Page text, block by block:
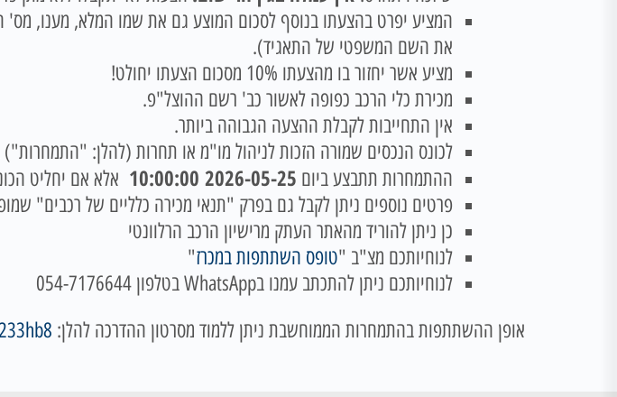
המציע יפרט בהצעתו בנוסף לסכום המוצע גם את שמו המלא, מענו, מס'
את השם המשפטי של התאגיד).
מציע אשר יחזור בו מהצעתו 10% מסכום הצעתו יחולט!
מכירת כלי הרכב כפופה לאשור כב' רשם ההוצל"פ.
אין התחייבות לקבלת ההצעה הגבוהה ביותר.
לכונס הנכסים שמורה הזכות לניהול מו"מ או תחרות (להלן:
ההתמחרות תתבצע ביום 2026-05-25 10:00:00
אלא אם יחליט
פרטים נוספים ניתן לקבל גם בפרק "תנאי מכירה כלליים של רכבים" שמופיעים
כן ניתן להוריד מהאתר העתק מרישיון הרכב הרלוונטי
לנוחיותכם מצ"ב "טופס השתתפות במכרז"
לנוחיותכם ניתן להתכתב עמנו בWhatsApp בטלפון 054-7176644
אופן ההשתתפות בהתמחרות הממוחשבת ניתן ללמוד מסרטון ההדרכה להלן: